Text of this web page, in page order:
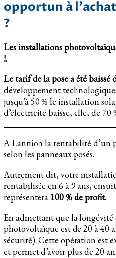
opportun à
?
Les installations
!.
Le tarif de la pose a été baissé
développement
jusqu’à 50 % le installation
d’électricité baisse, elle, de 70
A Lannion la rentabilité d’un
selon les panneaux posés.
Autrement dit, votre
rentabilisée en 6 à 9 ans,
représentera 100 % de profit.
En admettant que la longévité
photovoltaïque est de 20 à 40
sécurité). Cette opération est
et permet d’avoir plus de 20